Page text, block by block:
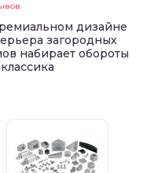
дизайне
загородных
набирает обороты